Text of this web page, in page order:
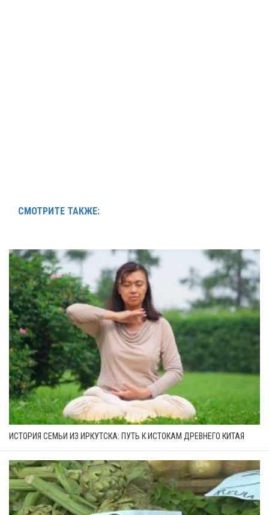
СМОТРИТЕ ТАКЖЕ:
ИСТОРИЯ СЕМЬИ ИЗ ИРКУТСКА: ПУТЬ К ИСТОКАМ ДРЕВНЕГО КИТАЯ